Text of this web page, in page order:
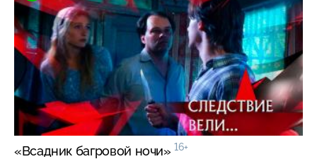
«Всадник багровой ночи» 16+